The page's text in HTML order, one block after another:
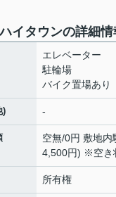
イタウンの詳細情
エレベーター
駐輪場
バイク置場あり
) -
空無/0円 敷地
4,500円) ※空き
所有権